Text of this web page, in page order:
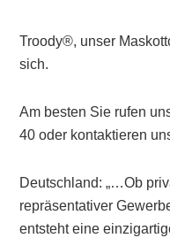
Troody®, unser
sich.
Am besten Sie rufen
40 oder kontaktieren
Deutschland: „…Ob
repräsentativer
entsteht eine